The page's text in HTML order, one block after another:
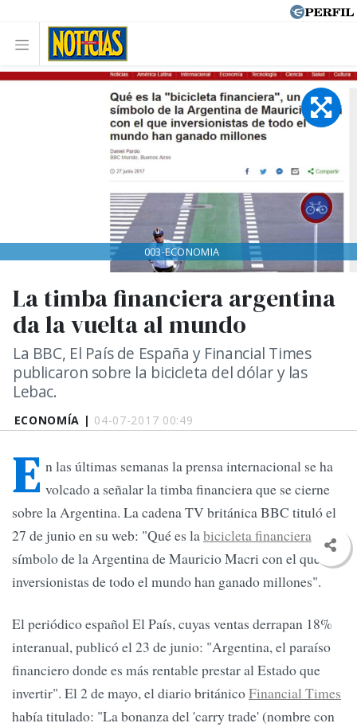
ECONOMÍA | 04-07-2017 00:49
La timba financiera argentina
da la vuelta al mundo
La BBC, El País de España y Financial Times
publicaron sobre la bicicleta del dólar y las
Lebac.
003-ECONOMIA
E n las últimas semanas la prensa internacional se ha
volcado a señalar la timba financiera que se cierne
sobre la Argentina. La cadena TV británica BBC tituló el
27 de junio en su web: "Qué es labicicleta financiera , un
símbolo de la Argentina de Mauricio Macri con el que
inversionistas de todo el mundo han ganado millones".
El periódico español El País, cuyas ventas derrapan 18%
interanual, publicó el 23 de junio: "Argentina, el paraíso
financiero donde es más rentable prestar al Estado que
invertir". El 2 de mayo, el diario británicoFinancial Times
había titulado: "La bonanza del 'carry trade' (nombre con